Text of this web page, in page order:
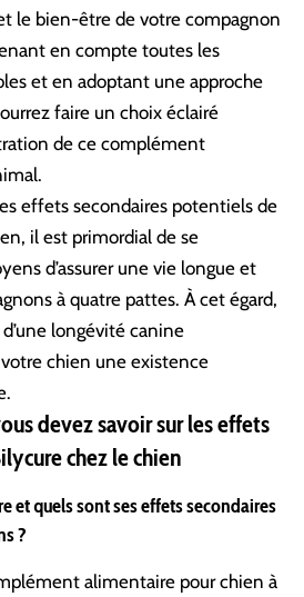
le bien-être de votre compagnon
en compte toutes les
et en adoptant une approche
faire un choix éclairé
de ce complément
effets secondaires potentiels de
il est primordial de se
d’assurer une vie longue et
à quatre pattes. À cet égard,
longévité canine
chien une existence
devez savoir sur les effets
chez le chien
et quels sont ses effets secondaires
?
alimentaire pour chien à